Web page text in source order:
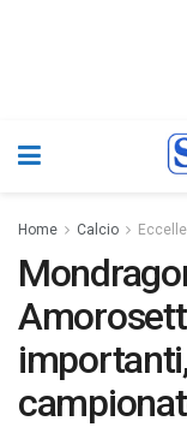
Home Calcio